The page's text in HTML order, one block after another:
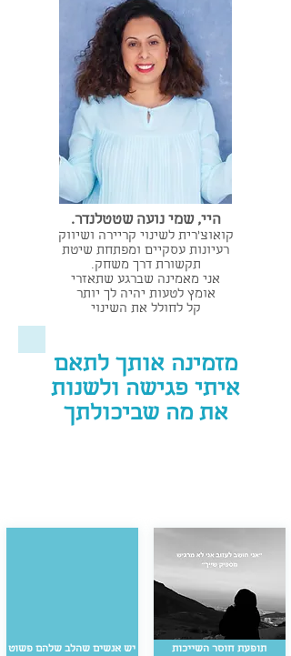
היי, שמי נועה שטטלנדר.
קואוצ'רית לשינוי קריירה ושיווק
רעיונות עסקיים ומפתחת שיטת
תקשורת דרך משחק.
אני מאמינה שברגע שתאזרי
אומץ לטעות יהיה לך יותר
קל לחולל את השינוי
מזמינה אותך לתאם
איתי פגישה ולשנות
את מה שביכולתך
תופעת חוסר השייכות
יש אנשים שהלב שלהם פשוט